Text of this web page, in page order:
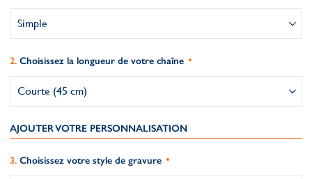
Choisissez la longueur de votre chaîne
AJOUTER VOTRE PERSONNALISATION
Choisissez votre style de gravure